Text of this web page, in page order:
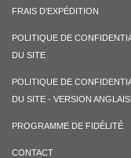
FRAIS D’EXPÉDITION
POLITIQUE DE
DU SITE
POLITIQUE DE
DU SITE - VERSION
PROGRAMME DE FIDÉLITÉ
CONTACT